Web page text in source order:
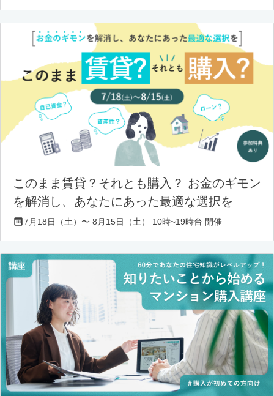
このまま賃貸？それとも購入？ お金のギモン
を解消し、あなたにあった最適な選択を
7月18日（土）〜 8月15日（土） 10時~19時台 開催